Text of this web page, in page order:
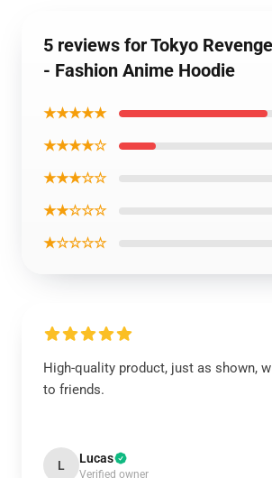
5 reviews for Tokyo
- Fashion Anime Hoodie
★★★★★
★★★★☆
★★★☆☆
★★☆☆☆
★☆☆☆☆
High-quality product, just as shown,
to friends.
L Lucas
Verified owner